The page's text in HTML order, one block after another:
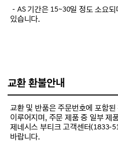
－AS 기간은 15~30일 정도 소요
있습니다.
교환 환불안내
교환 및 반품은 주문번호에 포함
이루어지며, 주문 제품 중 일부 제
제네시스 부티크 고객센터(1833-
바랍니다.